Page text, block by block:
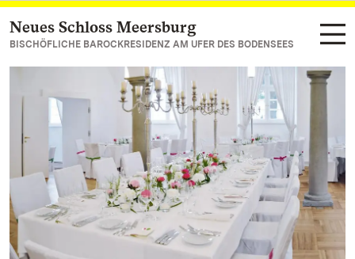
Zum Hauptinhalt springen
Neues Schloss Meersburg
BISCHÖFLICHE BAROCKRESIDENZ AM UFER DES BODENSEES